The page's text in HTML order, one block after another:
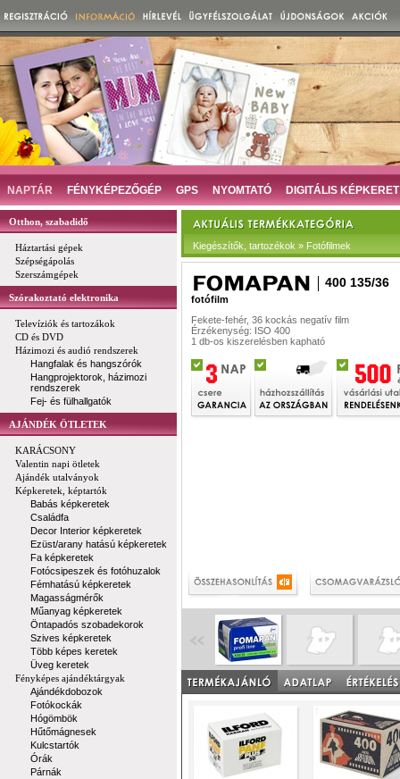
NAPTÁR FÉNYKÉPEZŐGÉP GPS NYOMTATÓ DIGITÁLIS KÉPKERET
Otthon, szabadidő
Háztartási gépek
Szépségápolás
Szerszámgépek
Szórakoztató elektronika
Televíziók és tartozákok
CD és DVD
Házimozi és audió rendszerek
Hangfalak és hangszórók
Hangprojektorok, házimozi
rendszerek
Fej- és fülhallgatók
AJÁNDÉK ÖTLETEK
KARÁCSONY
Valentin napi ötletek
Ajándék utalványok
Képkeretek, képtartók
Babás képkeretek
Családfa
Decor Interior képkeretek
Ezüst/arany hatású képkeretek
Fa képkeretek
Fotócsipeszek és fotóhuzalok
Fémhatású képkeretek
Magasságmérők
Műanyag képkeretek
Öntapadós szobadekorok
Szives képkeretek
Több képes keretek
Üveg keretek
Fényképes ajándéktárgyak
Ajándékdobozok
Fotókockák
Hógömbök
Hűtőmágnesek
Kulcstartók
Órák
Párnák
Kiegészítők, tartozékok » Fotófilmek
400 135/36
fotófilm
Fekete-fehér, 36 kockás negatív film
Érzékenység: ISO 400
1 db-os kiszerelésben kapható